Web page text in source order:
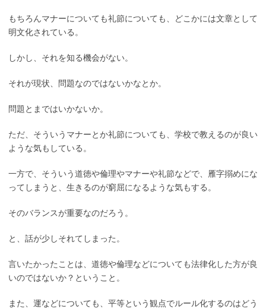
もちろんマナーについても礼節についても、どこかには文章として
明文化されている。
しかし、それを知る機会がない。
それが現状、問題なのではないかなとか。
問題とまではいかないか。
ただ、そういうマナーとか礼節についても、学校で教えるのが良い
ような気もしている。
一方で、そういう道徳や倫理やマナーや礼節などで、雁字搦めにな
ってしまうと、生きるのが窮屈になるような気もする。
そのバランスが重要なのだろう。
と、話が少しそれてしまった。
言いたかったことは、道徳や倫理などについても法律化した方が良
いのではないか？ということ。
また、運などについても、平等という観点でルール化するのはどう